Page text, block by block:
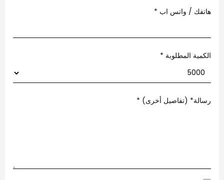
/ واتس اب *
المطلوبة *
(تفاصيل أخرى) *